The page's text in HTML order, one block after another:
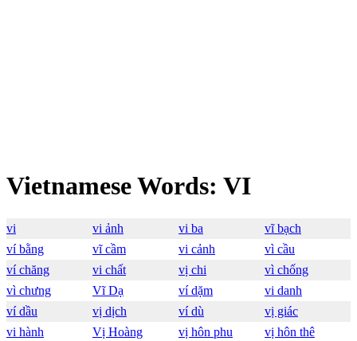
Vietnamese Words: VI
vi vi ảnh vi ba
vĩ bạch
ví bằng
vĩ cầm vi cảnh
vì cầu
ví chăng
vi chất vị chi
vì chống
vì chưng
Vĩ Dạ ví dặm
vi danh
ví dầu
vị dịch ví dù
vị giác
vi hành
Vị Hoàng vị hôn phu
vị hôn thê